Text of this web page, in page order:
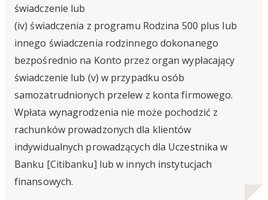
świadczenie lub
(iv) świadczenia z programu Rodzina 500 plus lub
innego świadczenia rodzinnego dokonanego
bezpośrednio na Konto przez organ wypłacający
świadczenie lub (v) w przypadku osób
samozatrudnionych przelew z konta firmowego.
Wpłata wynagrodzenia nie może pochodzić z
rachunków prowadzonych dla klientów
indywidualnych prowadzących dla Uczestnika w
Banku [Citibanku] lub w innych instytucjach
finansowych.